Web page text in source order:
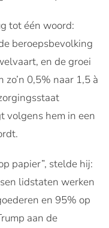
tot één woord:
beroepsbevolking
en de groei
0,5% naar 1,5 à
volgens hem in een
papier”, stelde hij:
lidstaten werken
en 95% op
aan de